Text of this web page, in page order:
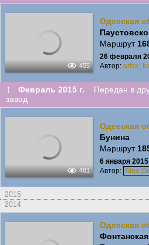
455
Одесская
Маршрут
26 февраля
Автор:
↑ Февраль 2015 г. Передан в
завод
481
Одесская
Бунина
Маршрут
6 января 2015
Автор: Alex-
2015
2014
Одесская